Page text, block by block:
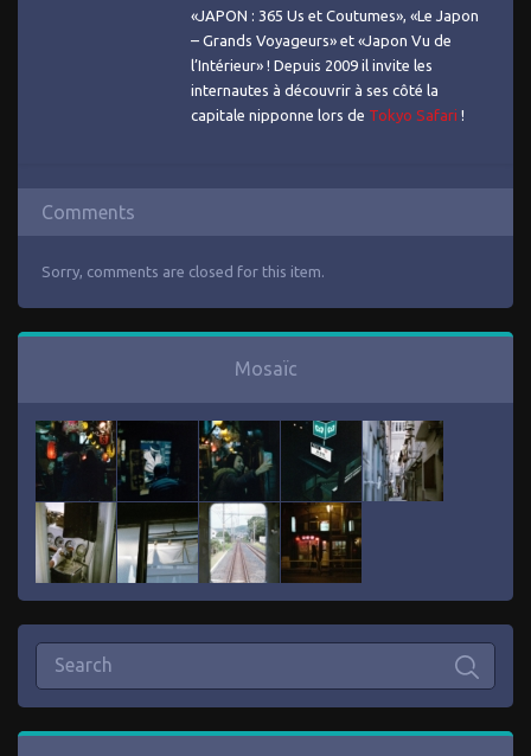
«JAPON : 365 Us et Coutumes», «Le Japon
– Grands Voyageurs» et «Japon Vu de
l’Intérieur» ! Depuis 2009 il invite les
internautes à découvrir à ses côté la
capitale nipponne lors de Tokyo Safari !
Comments
Sorry, comments are closed for this item.
Mosaïc